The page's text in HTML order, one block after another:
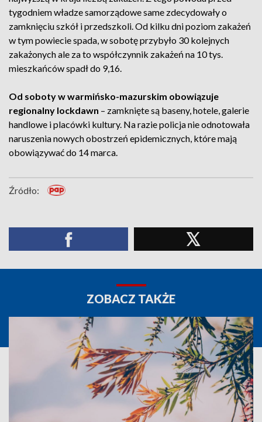
tygodniem władze samorządowe same zdecydowały o
zamknięciu szkół i przedszkoli. Od kilku dni poziom zakażeń
w tym powiecie spada, w sobotę przybyło 30 kolejnych
zakażonych ale za to współczynnik zakażeń na 10 tys.
mieszkańców spadł do 9,16.
Od soboty w warmińsko-mazurskim obowiązuje
regionalny lockdawn – zamknięte są baseny, hotele, galerie
handlowe i placówki kultury. Na razie policja nie odnotowała
naruszenia nowych obostrzeń epidemicznych, które mają
obowiązywać do 14 marca.
Źródło:
ZOBACZ TAKŻE